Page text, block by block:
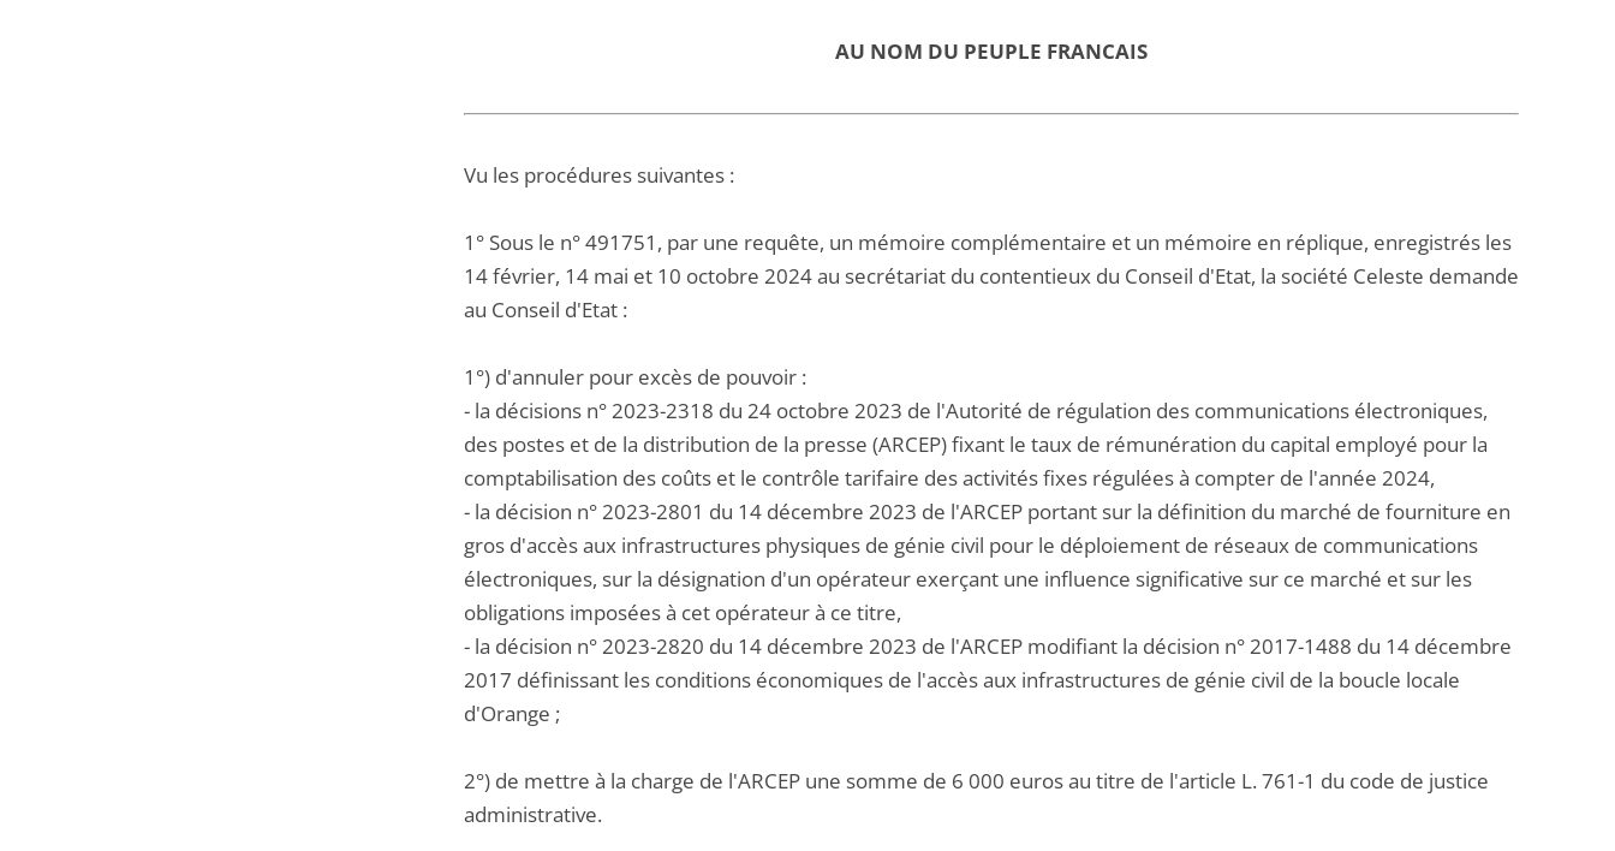
AU NOM DU PEUPLE FRANCAIS
Vu les procédures suivantes :
1° Sous le n° 491751, par une requête, un mémoire complémentaire et un mémoire en réplique, enregistrés les
14 février, 14 mai et 10 octobre 2024 au secrétariat du contentieux du Conseil d'Etat, la société Celeste demande
au Conseil d'Etat :
1°) d'annuler pour excès de pouvoir :
- la décisions n° 2023-2318 du 24 octobre 2023 de l'Autorité de régulation des communications électroniques,
des postes et de la distribution de la presse (ARCEP) fixant le taux de rémunération du capital employé pour la
comptabilisation des coûts et le contrôle tarifaire des activités fixes régulées à compter de l'année 2024,
- la décision n° 2023-2801 du 14 décembre 2023 de l'ARCEP portant sur la définition du marché de fourniture en
gros d'accès aux infrastructures physiques de génie civil pour le déploiement de réseaux de communications
électroniques, sur la désignation d'un opérateur exerçant une influence significative sur ce marché et sur les
obligations imposées à cet opérateur à ce titre,
- la décision n° 2023-2820 du 14 décembre 2023 de l'ARCEP modifiant la décision n° 2017-1488 du 14 décembre
2017 définissant les conditions économiques de l'accès aux infrastructures de génie civil de la boucle locale
d'Orange ;
2°) de mettre à la charge de l'ARCEP une somme de 6 000 euros au titre de l'article L. 761-1 du code de justice
administrative.